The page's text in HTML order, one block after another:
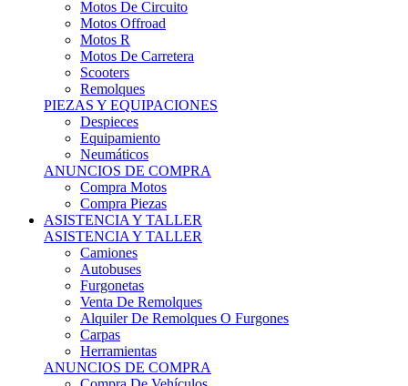
Motos R
Motos De Carretera
Scooters
Remolques
PIEZAS Y EQUIPACIONES
Despieces
Equipamiento
Neumáticos
ANUNCIOS DE COMPRA
Compra Motos
Compra Piezas
ASISTENCIA Y TALLER
ASISTENCIA Y TALLER
Camiones
Autobuses
Furgonetas
Venta De Remolques
Alquiler De Remolques O Furgones
Carpas
Herramientas
ANUNCIOS DE COMPRA
Compra De Vehículos
Compra De Herramientas